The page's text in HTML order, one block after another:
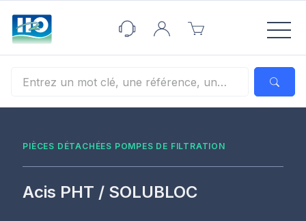
PIÈCES DÉTACHÉES POMPES DE FILTRATION
Acis PHT / SOLUBLOC